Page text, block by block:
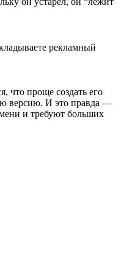
рекламный
что проще создать его
версию. И это правда —
и требуют больших